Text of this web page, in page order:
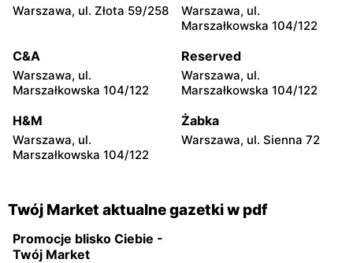
Twój Market Twój Market
Wójcin, ul. Wójcin 70
Twój Market
Rychwał, ul. Sportowa 1
Twój Market
Wilczyn, ul. Strzelińska 12b
Warszawa, ul. Złota 59/258
Warszawa, ul.
Marszałkowska 104/122
C&A
Warszawa, ul.
Marszałkowska 104/122
Reserved
Warszawa, ul.
Marszałkowska 104/122
H&M
Warszawa, ul.
Marszałkowska 104/122
Żabka
Warszawa, ul. Sienna 72
Twój Market aktualne gazetki w pdf
Promocje blisko Ciebie -
Twój Market